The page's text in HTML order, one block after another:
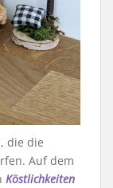
die die
Auf dem
Köstlichkeiten